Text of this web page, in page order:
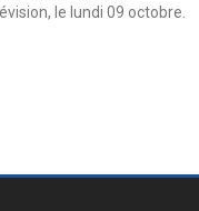
le lundi 09 octobre.